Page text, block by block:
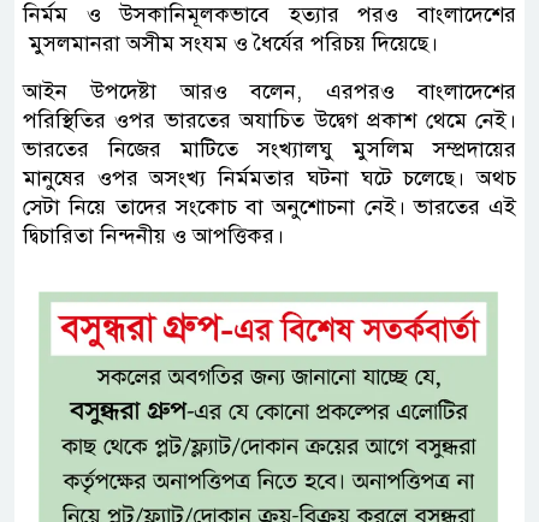
নির্মম ও উসকানিমূলকভাবে হত্যার পরও বাংলাদেশের
মুসলমানরা অসীম সংযম ও ধৈর্যের পরিচয় দিয়েছে।
আইন উপদেষ্টা আরও বলেন, এরপরও বাংলাদেশের
পরিস্থিতির ওপর ভারতের অযাচিত উদ্বেগ প্রকাশ থেমে নেই।
ভারতের নিজের মাটিতে সংখ্যালঘু মুসলিম সম্প্রদায়ের
মানুষের ওপর অসংখ্য নির্মমতার ঘটনা ঘটে চলেছে। অথচ
সেটা নিয়ে তাদের সংকোচ বা অনুশোচনা নেই। ভারতের এই
দ্বিচারিতা নিন্দনীয় ও আপত্তিকর।